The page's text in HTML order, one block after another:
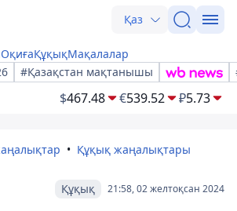
Қаз
ОқиғаҚұқықМақалалар
#Қазақстан мақтанышы
$467.48 €539.52 ₽5.73
Құқық жаңалықтары
21:58, 02 желтоқсан 2024
Құқық